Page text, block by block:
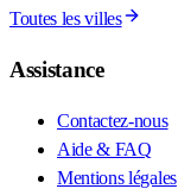
Toutes les villes
Assistance
Contactez-nous
Aide & FAQ
Mentions légales